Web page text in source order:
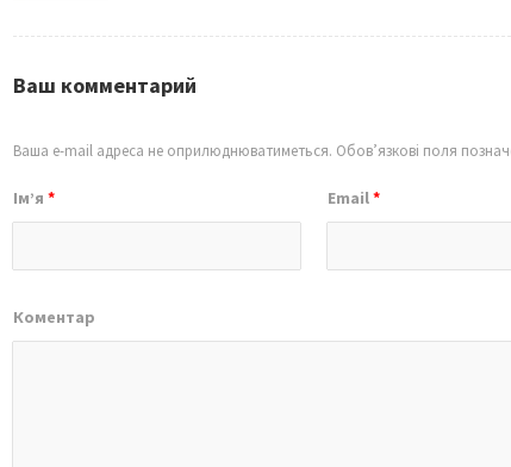
Ваш комментарий
Ваша e-mail адреса не оприлюднюватиметься. Обов’язкові поля
Ім’я* Email*
Коментар